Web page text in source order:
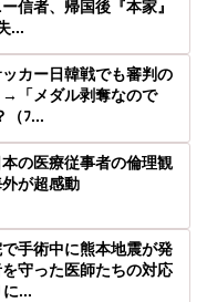
信者、帰国後『本家』
...
カー日韓戦でも審判の
「メダル剥奪なので
（ﾌ...
の医療従事者の倫理観
が超感動
手術中に熊本地震が発
守った医師たちの対応
...